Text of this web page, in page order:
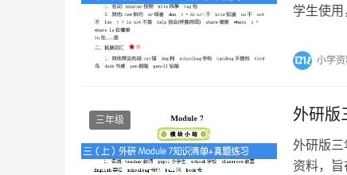
学生使
小学
三年级 外研版
外研版
资料，